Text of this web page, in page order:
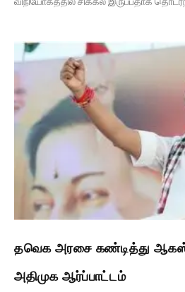
தவெக அரசை கண்டித்து
அதிமுக ஆர்ப்பாட்டம்